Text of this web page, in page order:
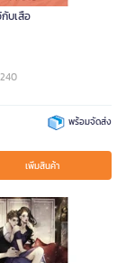
บเสือ
พร้อมจัดส่ง
เพิ่มสินค้า